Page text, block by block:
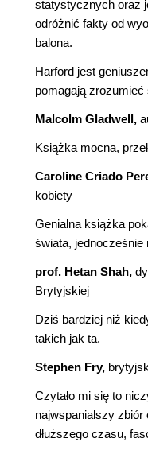
statystycznych oraz
odróżnić fakty od
balona.
Harford jest
pomagają zrozumieć
Malcolm Gladwell,
Książka mocna,
Caroline Criado
kobiety
Genialna książka
świata, jednocześnie
prof. Hetan Shah,
Brytyjskiej
Dziś bardziej niż
takich jak ta.
Stephen Fry,
Czytało mi się to
najwspanialszy zbiór
dłuższego czasu,